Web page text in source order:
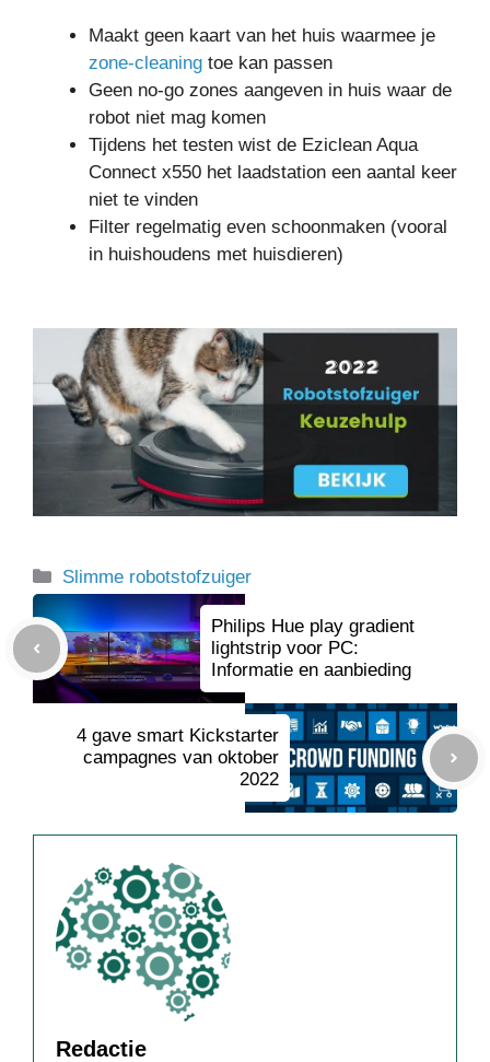
Maakt geen kaart van het huis waarmee je
zone-cleaning toe kan passen
Geen no-go zones aangeven in huis waar de
robot niet mag komen
Tijdens het testen wist de Eziclean Aqua
Connect x550 het laadstation een aantal keer
niet te vinden
Filter regelmatig even schoonmaken (vooral
in huishoudens met huisdieren)
Categorieën
Slimme robotstofzuiger
Philips Hue play gradient
lightstrip voor PC:
Informatie en aanbieding
4 gave smart Kickstarter
campagnes van oktober
2022
Redactie